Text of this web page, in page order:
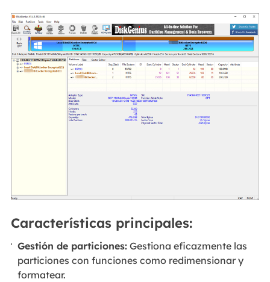
Características principales:
Gestión de particiones: Gestiona eficazmente las
particiones con funciones como redimensionar y
formatear.